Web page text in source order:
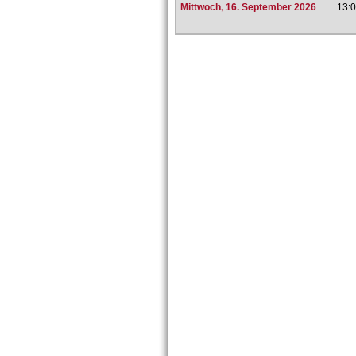
Mittwoch, 16. September 2026